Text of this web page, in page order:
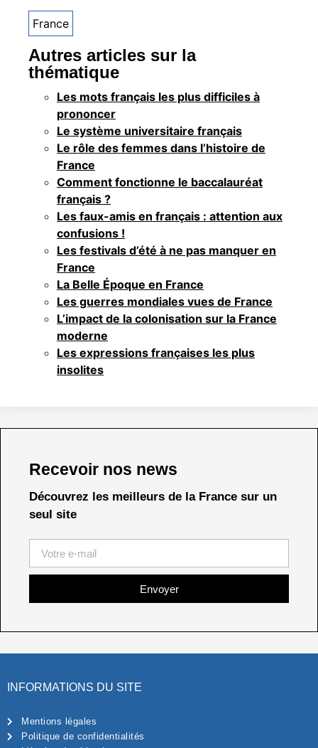
France
Autres articles sur la
thématique
Les mots français les plus difficiles à
prononcer
Le système universitaire français
Le rôle des femmes dans l’histoire de
France
Comment fonctionne le baccalauréat
français ?
Les faux-amis en français : attention aux
confusions !
Les festivals d’été à ne pas manquer en
France
La Belle Époque en France
Les guerres mondiales vues de France
L’impact de la colonisation sur la France
moderne
Les expressions françaises les plus
insolites
Recevoir nos news
Découvrez les meilleurs de la France sur un
seul site
Envoyer
INFORMATIONS DU SITE
Mentions légales
Politique de confidentialités